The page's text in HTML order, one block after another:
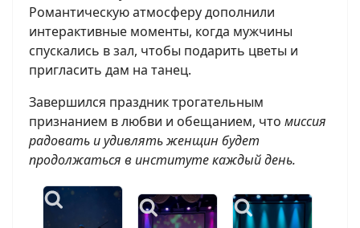
Романтическую атмосферу дополнили
интерактивные моменты, когда мужчины
спускались в зал, чтобы подарить цветы и
пригласить дам на танец.
Завершился праздник трогательным
признанием в любви и обещанием, что миссия
радовать и удивлять женщин будет
продолжаться в институте каждый день.